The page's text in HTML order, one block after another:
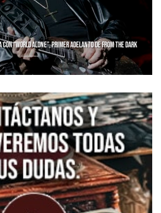
“WORLD ALONE”, PRIMER ADELANTO DE FROM THE DARK